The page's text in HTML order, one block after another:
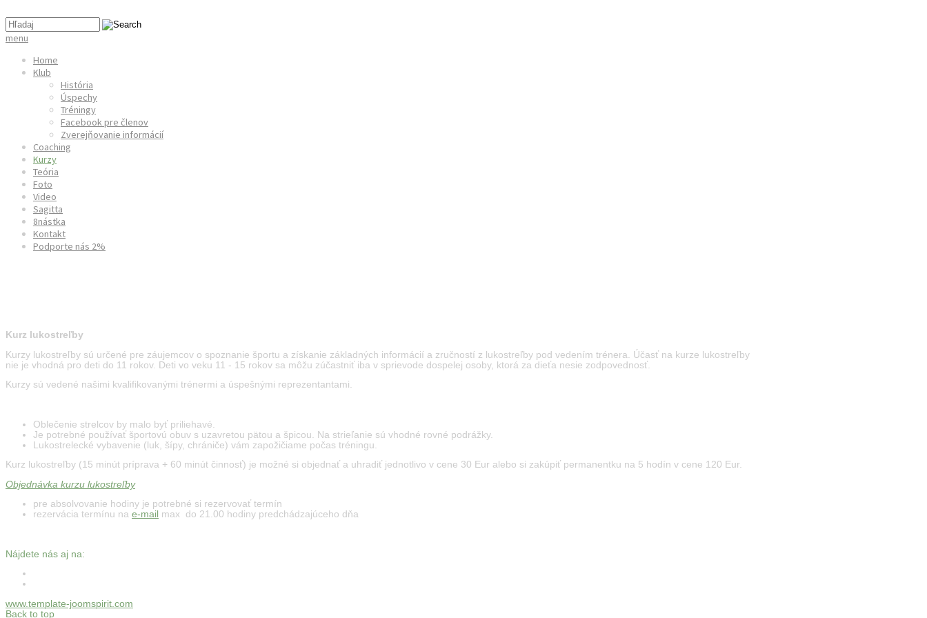
menu
Home
Klub
História
Úspechy
Tréningy
Facebook pre členov
Zverejňovanie informácií
Coaching
Kurzy
Teória
Foto
Video
Sagitta
8nástka
Kontakt
Podporte nás 2%
Kurz lukostreľby
Kurzy lukostreľby sú určené pre záujemcov o spoznanie športu a získanie základných informácií a zručností z lukostreľby pod vedením trénera. Účasť na kurze lukostreľby
nie je vhodná pro deti do 11 rokov. Deti vo veku 11 - 15 rokov sa môžu zúčastniť iba v sprievode dospelej osoby, ktorá za dieťa nesie zodpovednosť.
Kurzy sú vedené našimi kvalifikovanými trénermi a úspešnými reprezentantami.
Oblečenie strelcov by malo byť priliehavé.
Je potrebné používať športovú obuv s uzavretou pätou a špicou. Na strieľanie sú vhodné rovné podrážky.
Lukostrelecké vybavenie (luk, šípy, chrániče) vám zapožičiame počas tréningu.
Kurz lukostreľby (15 minút príprava + 60 minút činnosť) je možné si objednať a uhradiť jednotlivo v cene 30 Eur alebo si zakúpiť permanentku na 5 hodín v cene 120 Eur.
Objednávka kurzu lukostreľby
pre absolvovanie hodiny je potrebné si rezervovať termín
rezervácia termínu na e-mail max do 21.00 hodiny predchádzajúceho dňa
Nájdete nás aj na:
www.template-joomspirit.com
Back to top